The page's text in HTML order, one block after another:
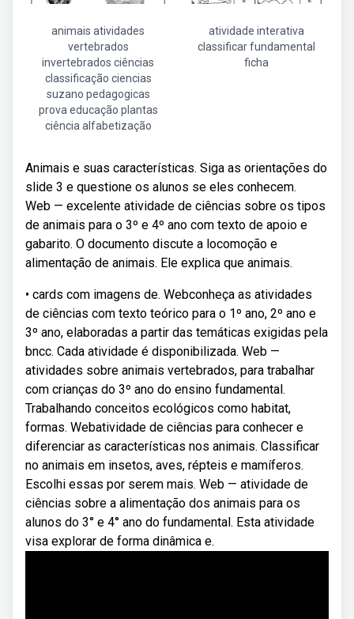
animais atividades
vertebrados
invertebrados ciências
classificação ciencias
suzano pedagogicas
prova educação plantas
ciência alfabetização
atividade interativa
classificar fundamental
ficha
Animais e suas características. Siga as orientações do
slide 3 e questione os alunos se eles conhecem.
Web — excelente atividade de ciências sobre os tipos
de animais para o 3º e 4º ano com texto de apoio e
gabarito. O documento discute a locomoção e
alimentação de animais. Ele explica que animais.
• cards com imagens de. Webconheça as atividades
de ciências com texto teórico para o 1º ano, 2º ano e
3º ano, elaboradas a partir das temáticas exigidas pela
bncc. Cada atividade é disponibilizada. Web —
atividades sobre animais vertebrados, para trabalhar
com crianças do 3º ano do ensino fundamental.
Trabalhando conceitos ecológicos como habitat,
formas. Webatividade de ciências para conhecer e
diferenciar as características nos animais. Classificar
no animais em insetos, aves, répteis e mamíferos.
Escolhi essas por serem mais. Web — atividade de
ciências sobre a alimentação dos animais para os
alunos do 3° e 4° ano do fundamental. Esta atividade
visa explorar de forma dinâmica e.